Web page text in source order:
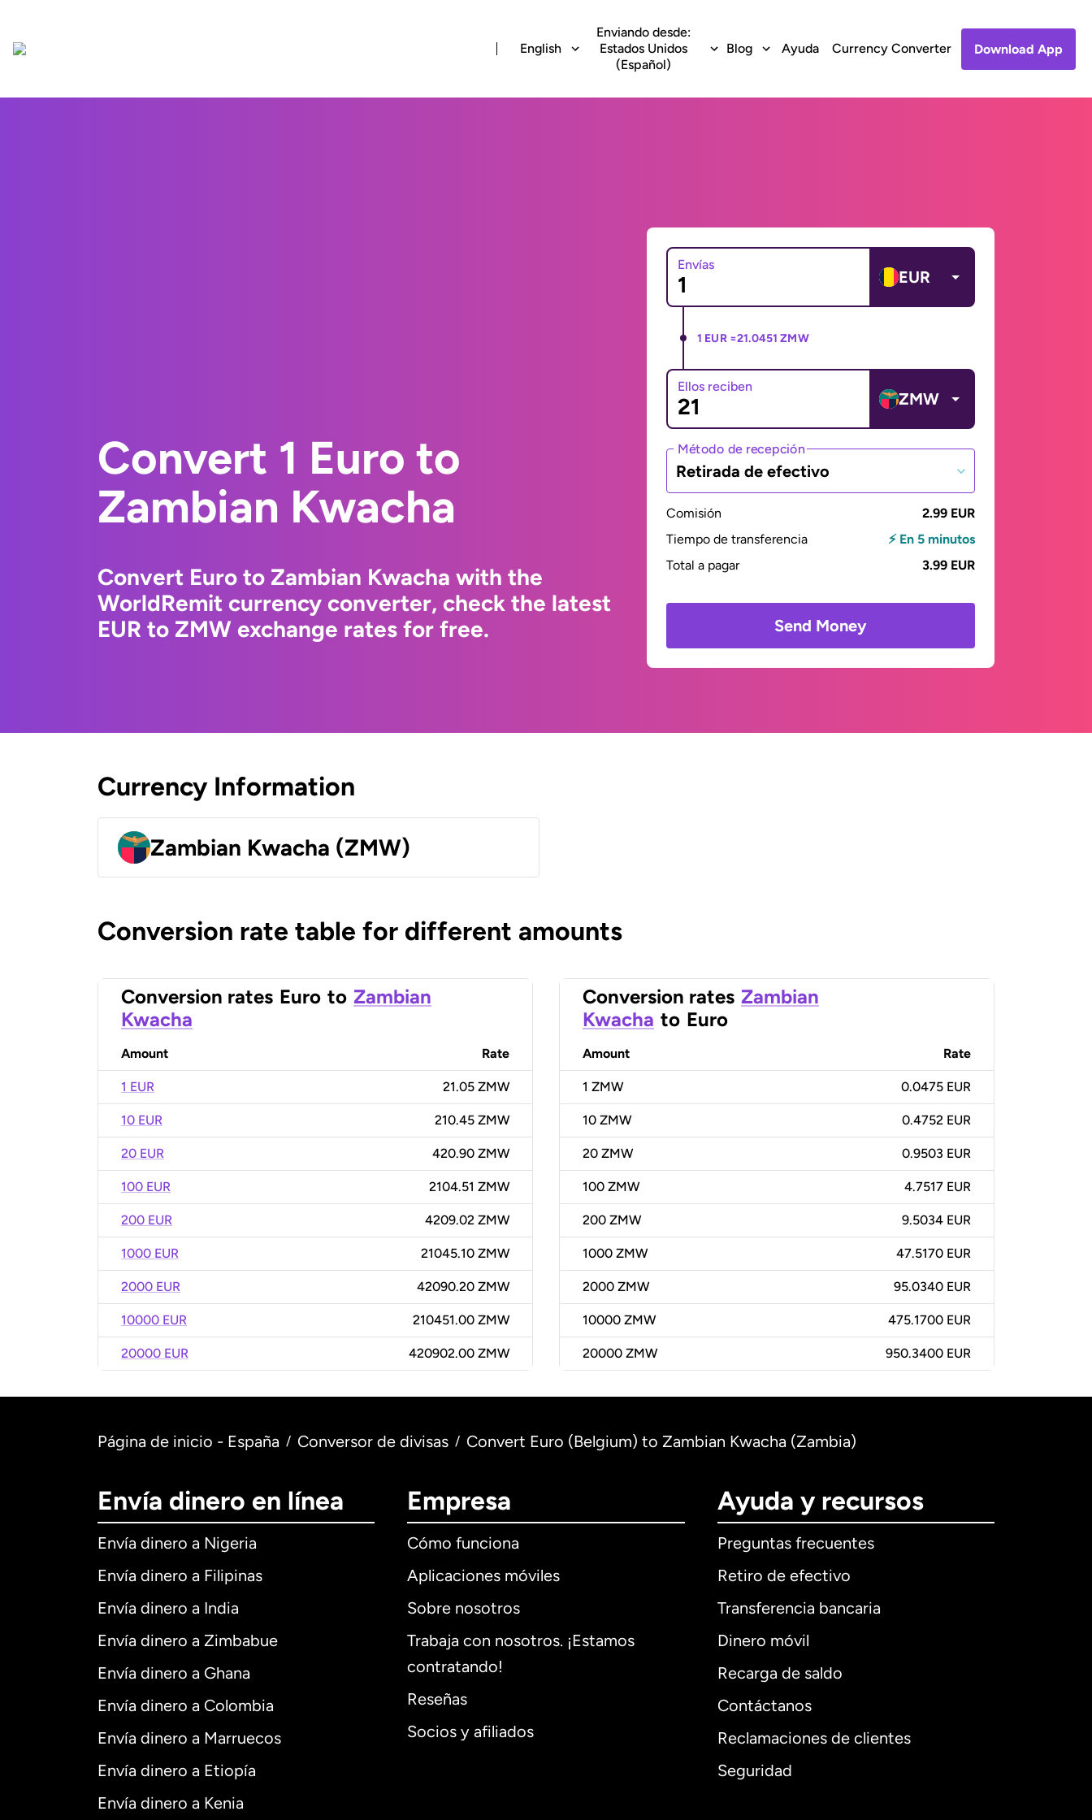
English
Enviando desde:
Estados Unidos
(Español)
Blog Ayuda Currency Converter Download App
Convert 1 Euro to
Zambian Kwacha
Convert Euro to Zambian Kwacha with the
WorldRemit currency converter, check the latest
EUR to ZMW exchange rates for free.
Envías
EUR
1 EUR =21.0451 ZMW
Ellos reciben
ZMW
Método de recepción
Retirada de efectivo
Comisión
2.99 EUR
Tiempo de transferencia
⚡ En 5 minutos
Total a pagar
3.99 EUR
Send Money
Currency Information
Zambian Kwacha (ZMW)
Conversion rate table for different amounts
Conversion rates Euro to Zambian
Kwacha
Amount Rate
1 EUR 21.05 ZMW
10 EUR 210.45 ZMW
20 EUR 420.90 ZMW
100 EUR 2104.51 ZMW
200 EUR 4209.02 ZMW
1000 EUR 21045.10 ZMW
2000 EUR 42090.20 ZMW
10000 EUR 210451.00 ZMW
20000 EUR 420902.00 ZMW
Conversion rates Zambian
Kwacha to Euro
Amount Rate
1 ZMW 0.0475 EUR
10 ZMW 0.4752 EUR
20 ZMW 0.9503 EUR
100 ZMW 4.7517 EUR
200 ZMW 9.5034 EUR
1000 ZMW 47.5170 EUR
2000 ZMW 95.0340 EUR
10000 ZMW 475.1700 EUR
20000 ZMW 950.3400 EUR
Página de inicio - España / Conversor de divisas / Convert Euro (Belgium) to Zambian Kwacha (Zambia)
Envía dinero en línea
Envía dinero a Nigeria
Envía dinero a Filipinas
Envía dinero a India
Envía dinero a Zimbabue
Envía dinero a Ghana
Envía dinero a Colombia
Envía dinero a Marruecos
Envía dinero a Etiopía
Envía dinero a Kenia
Empresa
Cómo funciona
Aplicaciones móviles
Sobre nosotros
Trabaja con nosotros. ¡Estamos
contratando!
Reseñas
Socios y afiliados
Ayuda y recursos
Preguntas frecuentes
Retiro de efectivo
Transferencia bancaria
Dinero móvil
Recarga de saldo
Contáctanos
Reclamaciones de clientes
Seguridad